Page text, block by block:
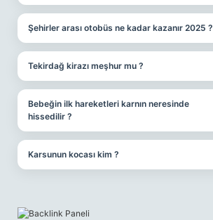
Şehirler arası otobüs ne kadar kazanır 2025 ?
Tekirdağ kirazı meşhur mu ?
Bebeğin ilk hareketleri karnın neresinde
hissedilir ?
Karsunun kocası kim ?